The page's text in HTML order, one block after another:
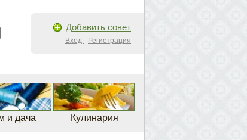
Добавить совет
Вход Регистрация
и дача Кулинария